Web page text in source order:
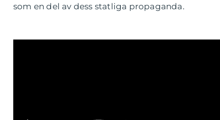
som en del av dess statliga propaganda.